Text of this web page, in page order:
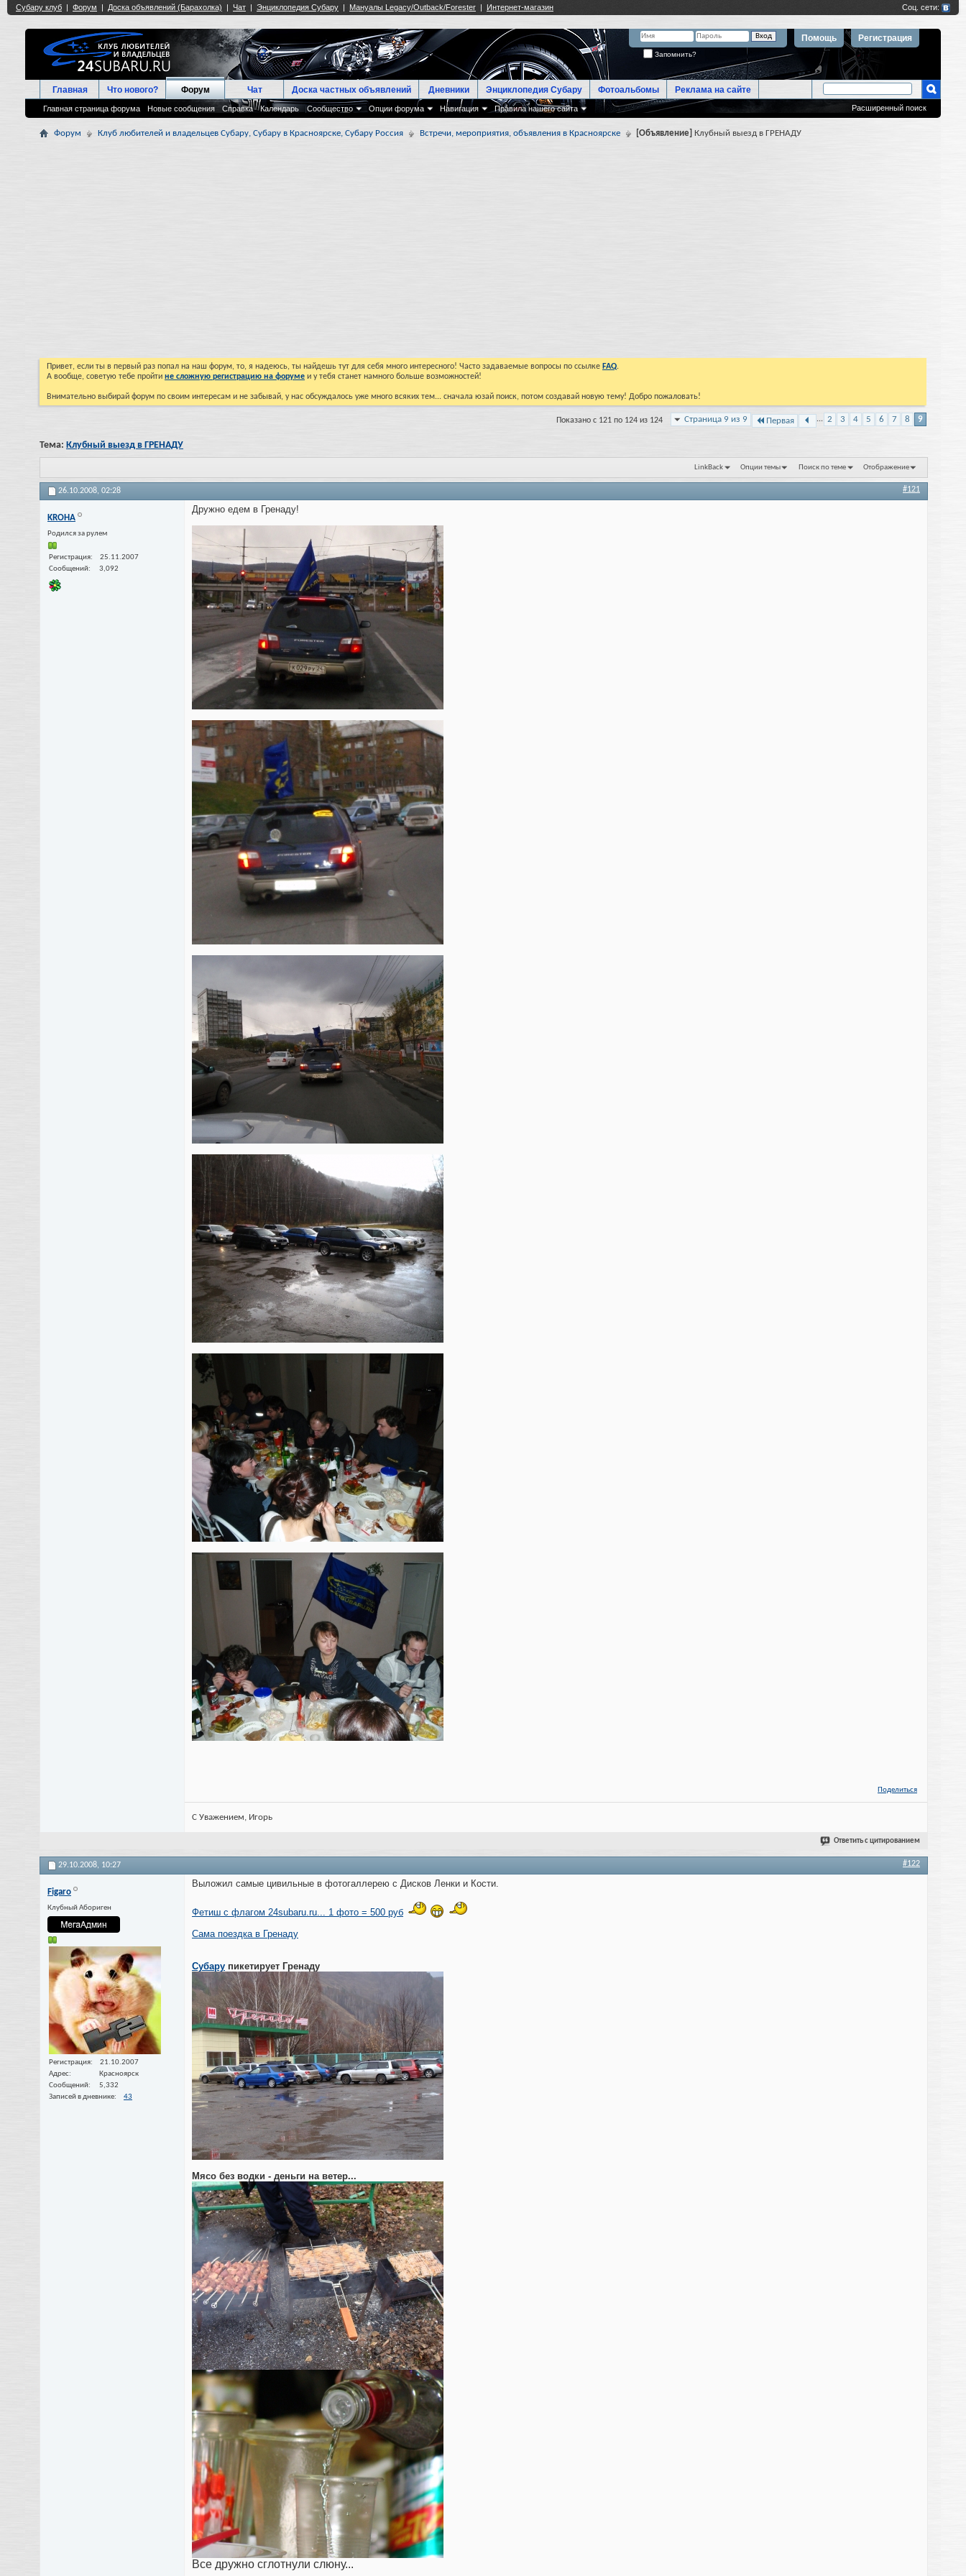
Регистрация
Помощь
Запомнить?
Главная Что нового? Форум
Главная страница форума Новые сообщения Справка Календарь Сообщество Опции форума Навигация Правила нашего сайта
Чат Доска частных объявлений Дневники Энциклопедия Субару Фотоальбомы Реклама на сайте
Расширенный поиск
Форум Клуб любителей и владельцев Субару, Субару в Красноярске, Субару Россия Встречи, мероприятия, объявления в Красноярске [Объявление] Клубный выезд в ГРЕНАДУ
Привет, если ты в первый раз попал на наш форум, то, я надеюсь, ты найдешь тут для себя много интересного! Часто задаваемые вопросы по ссылке FAQ.
А вообще, советую тебе пройти не сложную регистрацию на форуме и у тебя станет намного больше возможностей!
Внимательно выбирай форум по своим интересам и не забывай, у нас обсуждалось уже много всяких тем... сначала юзай поиск, потом создавай новую тему! Добро пожаловать!
Страница 9 из 9 Первая ... 2 3 4 5 6 7 8 9
Показано с 121 по 124 из 124
Тема: Клубный выезд в ГРЕНАДУ
LinkBack Опции темы Поиск по теме Отображение
26.10.2008, 02:28 #121
KROHA
Родился за рулем
Регистрация
25.11.2007
Сообщений
3,092
Дружно едем в Гренаду!
Поделиться
С Уважением, Игорь
Ответить с цитированием
29.10.2008, 10:27 #122
Figaro
Клубный Абориген
Регистрация
21.10.2007
Адрес
Красноярск
Сообщений
5,332
Записей в дневнике
43
Выложил самые цивильные в фотогаллерею с Дисков Ленки и Кости.
Фетиш с флагом 24subaru.ru... 1 фото = 500 руб
Сама поездка в Гренаду
Субару пикетирует Гренаду
Мясо без водки - деньги на ветер...
Все дружно сглотнули слюну...